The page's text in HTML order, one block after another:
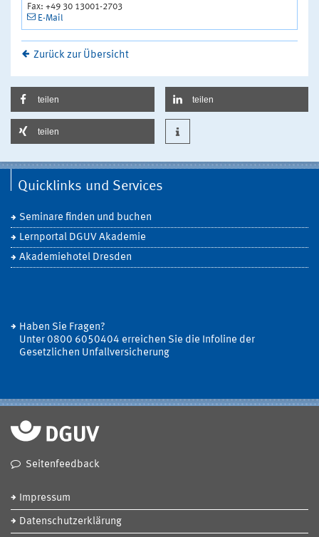
Fax: +49 30 13001-2703
E-Mail
Zurück zur Übersicht
teilen teilen
teilen
Quicklinks und Services
Seminare finden und buchen
Lernportal DGUV Akademie
Akademiehotel Dresden
Haben Sie Fragen?
Unter 0800 6050404 erreichen Sie die Infoline der
Gesetzlichen Unfallversicherung
Seitenfeedback
Impressum
Datenschutzerklärung